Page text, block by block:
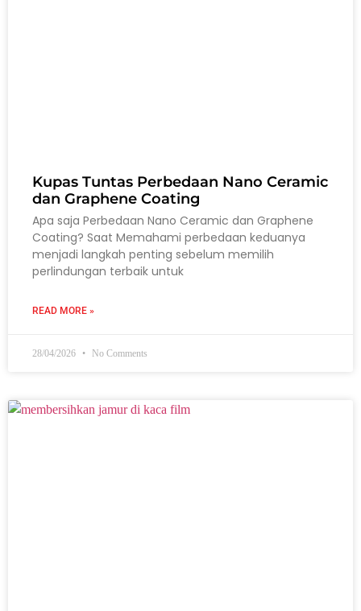
Kupas Tuntas Perbedaan Nano Ceramic
dan Graphene Coating
Apa saja Perbedaan Nano Ceramic dan Graphene
Coating? Saat Memahami perbedaan keduanya
menjadi langkah penting sebelum memilih
perlindungan terbaik untuk
READ MORE »
28/04/2026 No Comments